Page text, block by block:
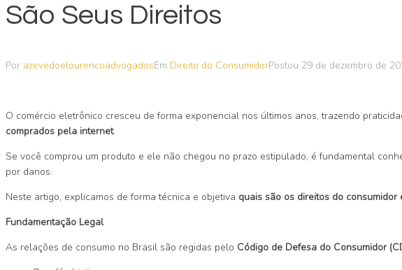
São Seus Direitos
Por azevedoelourencoadvogadosEm Direito do ConsumidorPostou 29 de dezembro de
O comércio eletrônico cresceu de forma exponencial nos últimos anos, trazendo
comprados pela internet.
Se você comprou um produto e ele não chegou no prazo estipulado, é fundamental
por danos.
Neste artigo, explicamos de forma técnica e objetiva quais são os direitos do
Fundamentação Legal
As relações de consumo no Brasil são regidas pelo Código de Defesa do Consumidor